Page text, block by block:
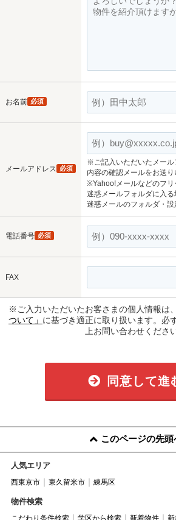
お名前 必須
メールアドレス 必須
※ご記入いただいたメー
内容の確認メールをお送り
※Yahoo!メールなどのフリ
迷惑メールフォルダに入る
迷惑メールのフォルダ・設
電話番号 必須
FAX
※ご入力いただいたお客さまの個人情報は、
ついて」 に基づき適正に取り扱います。必
上お問い合わせください
同意して進
このページの先頭
人気エリア
西東京市 東久留米市 練馬区
物件検索